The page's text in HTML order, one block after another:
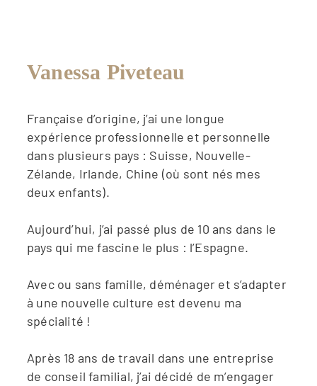
Vanessa Piveteau
Française d’origine, j’ai une longue
expérience professionnelle et personnelle
dans plusieurs pays : Suisse, Nouvelle-
Zélande, Irlande, Chine (où sont nés mes
deux enfants).
Aujourd’hui, j’ai passé plus de 10 ans dans le
pays qui me fascine le plus : l’Espagne.
Avec ou sans famille, déménager et s’adapter
à une nouvelle culture est devenu ma
spécialité !
Après 18 ans de travail dans une entreprise
de conseil familial, j’ai décidé de m’engager